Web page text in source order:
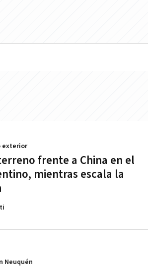
frente a China en el
mientras escala la
exterior
Neuquén